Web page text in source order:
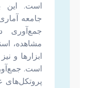
است. این
جامعه
جمع‌آوری
مشاهده،
ابزارها و
است.
پروتکل‌های